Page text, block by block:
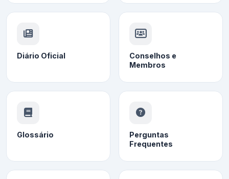
Diário Oficial
Conselhos e
Membros
Glossário
Perguntas
Frequentes